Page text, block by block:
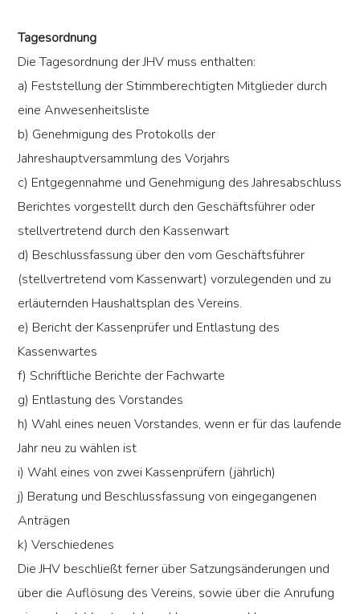
Tagesordnung
Die Tagesordnung der JHV muss enthalten:
a) Feststellung der Stimmberechtigten Mitglieder durch
eine Anwesenheitsliste
b) Genehmigung des Protokolls der
Jahreshauptversammlung des Vorjahrs
c) Entgegennahme und Genehmigung des Jahresabschluss
Berichtes vorgestellt durch den Geschäftsführer oder
stellvertretend durch den Kassenwart
d) Beschlussfassung über den vom Geschäftsführer
(stellvertretend vom Kassenwart) vorzulegenden und zu
erläuternden Haushaltsplan des Vereins.
e) Bericht der Kassenprüfer und Entlastung des
Kassenwartes
f) Schriftliche Berichte der Fachwarte
g) Entlastung des Vorstandes
h) Wahl eines neuen Vorstandes, wenn er für das laufende
Jahr neu zu wählen ist
i) Wahl eines von zwei Kassenprüfern (jährlich)
j) Beratung und Beschlussfassung von eingegangenen
Anträgen
k) Verschiedenes
Die JHV beschließt ferner über Satzungsänderungen und
über die Auflösung des Vereins, sowie über die Anrufung